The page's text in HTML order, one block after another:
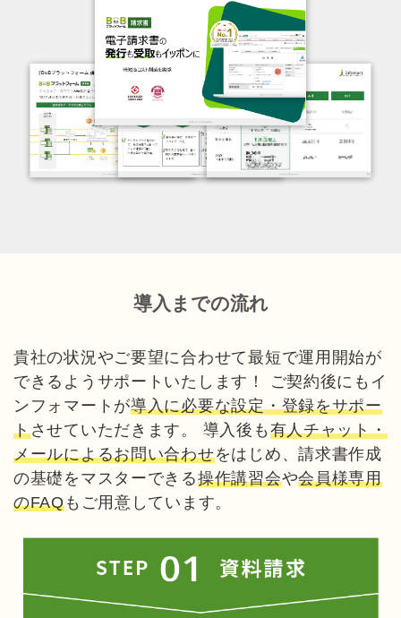
導入までの流れ
貴社の状況やご要望に合わせて最短で運用開始が
できるようサポートいたします！ ご契約後にもイ
ンフォマートが導入に必要な設定・登録をサポー
トさせていただきます。 導入後も 有人チャット・
メールによるお問い合わせをはじめ、請求書作成
の基礎をマスターできる操作講習会や会員様専用
のFAQもご用意しています。